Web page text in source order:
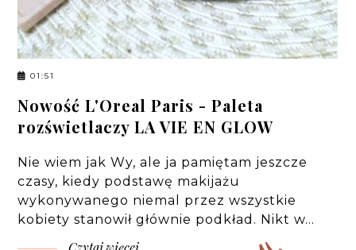
01:51
Nowość L'Oreal Paris - Paleta
rozświetlaczy LA VIE EN GLOW
Nie wiem jak Wy, ale ja pamiętam jeszcze
czasy, kiedy podstawę makijażu
wykonywanego niemal przez wszystkie
kobiety stanowił głównie podkład. Nikt w…